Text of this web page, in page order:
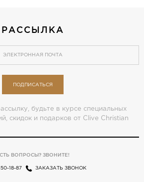
РАССЫЛКА
ПОДПИСАТЬСЯ
будьте в курсе специальных
скидок и подарков от Clive Christian
ВОПРОСЫ? ЗВОНИТЕ!
18-87 ЗАКАЗАТЬ ЗВОНОК